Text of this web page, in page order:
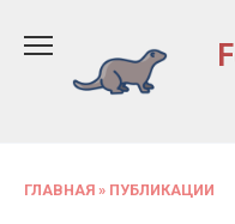
содержанию
ГЛАВНАЯ » ПУБЛИКАЦИИ